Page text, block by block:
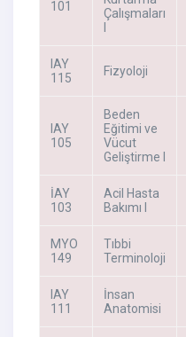
101
Çalışmaları
IAY
115
Fizyoloji
IAY
105
Beden
Eğitimi ve
Vücut
Geliştirme I
İAY
103
Acil Hasta
Bakımı I
MYO
149
Tıbbi
Terminoloji
IAY
111
İnsan
Anatomisi